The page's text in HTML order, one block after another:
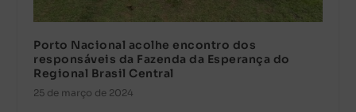
Porto Nacional acolhe encontro dos
responsáveis da Fazenda da Esperança do
Regional Brasil Central
25 de março de 2024